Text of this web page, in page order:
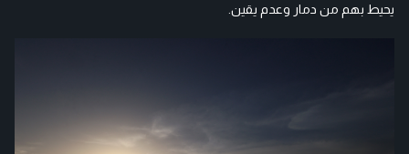
يحيط بهم من دمار وعدم يقين.